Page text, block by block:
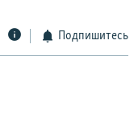
Подпишитесь